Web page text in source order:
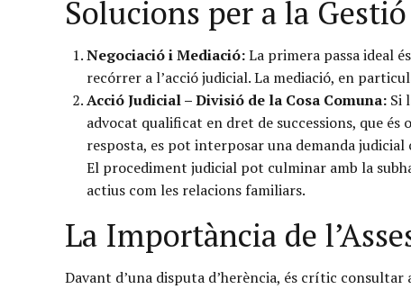
Solucions per a la
Negociació i Mediació:La primera passa ideal
recórrer a l’acció judicial. La mediació, en
Acció Judicial – Divisió de la Cosa Comuna: Si
advocat qualificat en dret de successions, que
resposta, es pot interposar una demanda judicial
El procediment judicial pot culminar amb la
actius com les relacions familiars.
La Importància de
Davant d’una disputa d’herència, és crític